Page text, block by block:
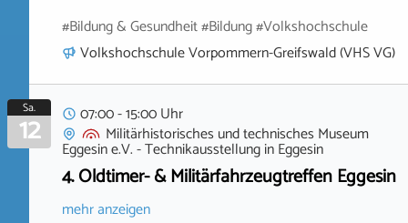
#Bildung & Gesundheit #Bildung #Volkshochschule
Volkshochschule Vorpommern-Greifswald (VHS VG)
Sa.
12
07:00 - 15:00 Uhr
Militärhistorisches und technisches Museum
Eggesin e.V. - TechnikausstellunginEggesin
4. Oldtimer- & Militärfahrzeugtreffen Eggesin
mehr anzeigen